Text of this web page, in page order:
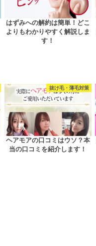
はずみへの解約は簡単！どこ
よりもわかりやすく解説しま
す！
抜け毛・薄毛対策
ヘアモアの口コミはウソ？本
当の口コミを紹介します！